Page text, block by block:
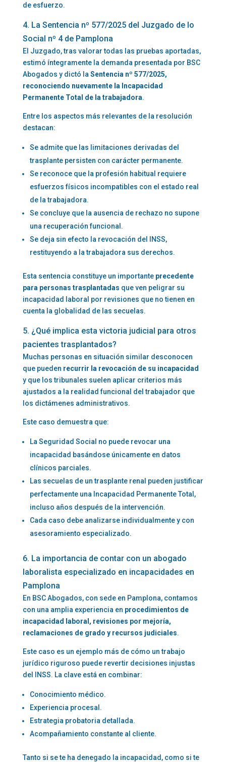
de esfuerzo.
4. La Sentencia nº 577/2025 del Juzgado de lo
Social nº 4 de Pamplona
El Juzgado, tras valorar todas las pruebas aportadas,
estimó íntegramente la demanda presentada por BSC
Abogados y dictó la Sentencia nº 577/2025,
reconociendo nuevamente la Incapacidad
Permanente Total de la trabajadora.
Entre los aspectos más relevantes de la resolución
destacan:
Se admite que las limitaciones derivadas del
trasplante persisten con carácter permanente.
Se reconoce que la profesión habitual requiere
esfuerzos físicos incompatibles con el estado real
de la trabajadora.
Se concluye que la ausencia de rechazo no supone
una recuperación funcional.
Se deja sin efecto la revocación del INSS,
restituyendo a la trabajadora sus derechos.
Esta sentencia constituye un importante precedente
para personas trasplantadas que ven peligrar su
incapacidad laboral por revisiones que no tienen en
cuenta la globalidad de las secuelas.
5. ¿Qué implica esta victoria judicial para otros
pacientes trasplantados?
Muchas personas en situación similar desconocen
que pueden recurrir la revocación de su incapacidad
y que los tribunales suelen aplicar criterios más
ajustados a la realidad funcional del trabajador que
los dictámenes administrativos.
Este caso demuestra que:
La Seguridad Social no puede revocar una
incapacidad basándose únicamente en datos
clínicos parciales.
Las secuelas de un trasplante renal pueden justificar
perfectamente una Incapacidad Permanente Total,
incluso años después de la intervención.
Cada caso debe analizarse individualmente y con
asesoramiento especializado.
6. La importancia de contar con un abogado
laboralista especializado en incapacidades en
Pamplona
En BSC Abogados, con sede en Pamplona, contamos
con una amplia experiencia en procedimientos de
incapacidad laboral, revisiones por mejoría,
reclamaciones de grado y recursos judiciales.
Este caso es un ejemplo más de cómo un trabajo
jurídico riguroso puede revertir decisiones injustas
del INSS. La clave está en combinar:
Conocimiento médico.
Experiencia procesal.
Estrategia probatoria detallada.
Acompañamiento constante al cliente.
Tanto si se te ha denegado la incapacidad, como si te